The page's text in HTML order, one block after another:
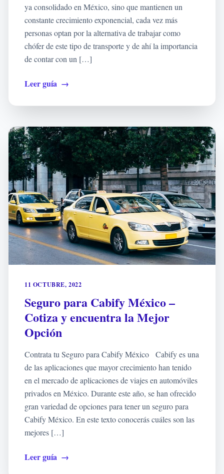
ya consolidado en México, sino que mantienen un
constante crecimiento exponencial, cada vez más
personas optan por la alternativa de trabajar como
chófer de este tipo de transporte y de ahí la importancia
de contar con un […]
Leer guía →
11 OCTUBRE, 2022
Seguro para Cabify México –
Cotiza y encuentra la Mejor
Opción
Contrata tu Seguro para Cabify México Cabify es una
de las aplicaciones que mayor crecimiento han tenido
en el mercado de aplicaciones de viajes en automóviles
privados en México. Durante este año, se han ofrecido
gran variedad de opciones para tener un seguro para
Cabify México. En este texto conocerás cuáles son las
mejores […]
Leer guía →